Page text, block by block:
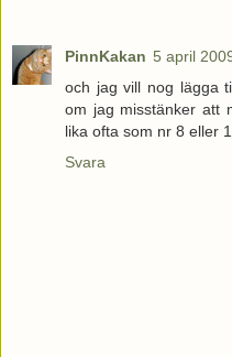
PinnKakan 5 april
och jag vill nog lägga
om jag misstänker att
lika ofta som nr 8 eller
Svara